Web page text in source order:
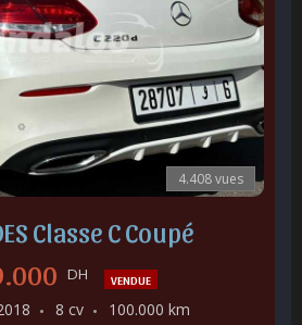
4.408 vues
Classe C Coupé
DH VENDUE
8 cv 100.000 km